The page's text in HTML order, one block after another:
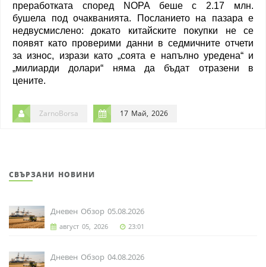
преработката според NOPA беше с 2.17 млн.
бушела под очакванията. Посланието на пазара е
недвусмислено: докато китайските покупки не се
появят като проверими данни в седмичните отчети
за износ, изрази като „соята е напълно уредена“ и
„милиарди долари“ няма да бъдат отразени в
цените.
ZarnoBorsa 17 Май, 2026
СВЪРЗАНИ НОВИНИ
Дневен Обзор 05.08.2026
август 05, 2026 23:01
Дневен Обзор 04.08.2026